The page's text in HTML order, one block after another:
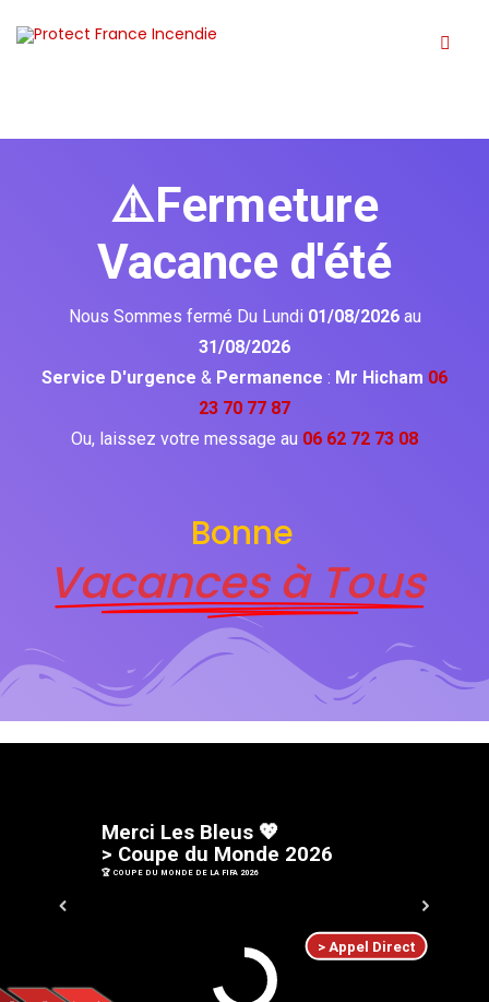
⚠️Fermeture
Vacance d'été
Nous Sommes fermé Du Lundi 01/08/2026 au
31/08/2026
Service D'urgence & Permanence : Mr Hicham 06
23 70 77 87
Ou, laissez votre message au 06 62 72 73 08
Bonne
Vacances à Tous
> Appel Direct
Merci Les B eus 💖
> Coupe du Monde 2026
🏆 COUPE DU MONDE DE LA FIFA 2026